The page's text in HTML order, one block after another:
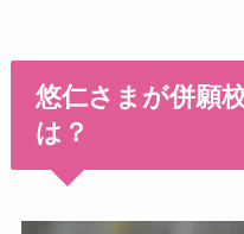
悠仁さまが併願
は？